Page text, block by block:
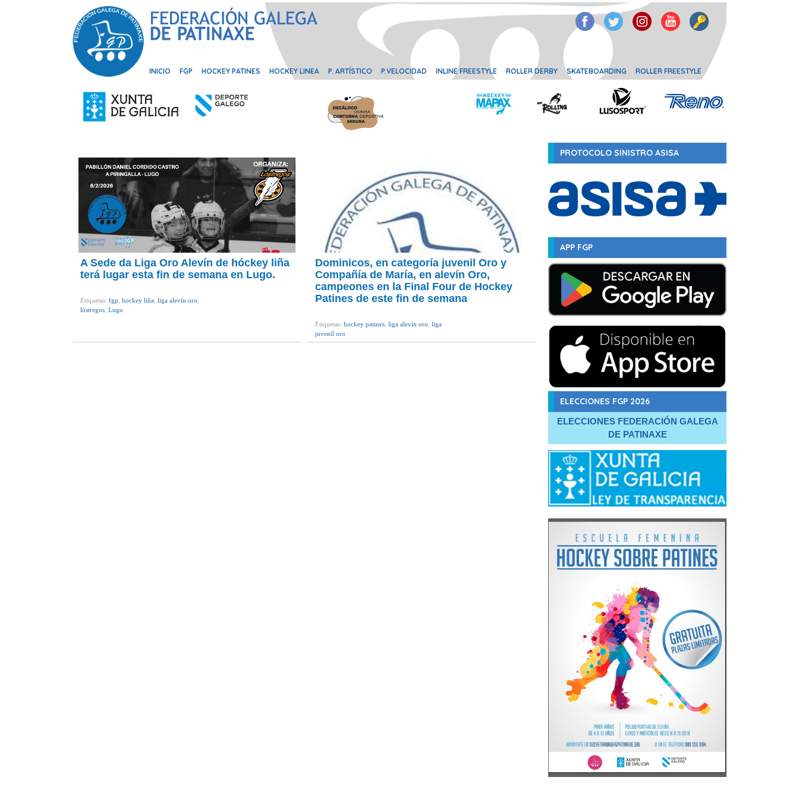
INICIO FGP HOCKEY PATINES HOCKEY LINEA P. ARTÍSTICO P.VELOCIDAD INLINE FREESTYLE ROLLER DERBY SKATEBOARDING ROLLER FREESTYLE
PROTOCOLO SINISTRO ASISA
APP FGP
ELECCIONES FGP 2026
ELECCIONES FEDERACIÓN GALEGA
DE PATINAXE
A Sede da Liga Oro Alevín de hóckey liña
terá lugar esta fin de semana en Lugo.
Etiquetas: fgp hockey liña liga alevín oro
lóstregos Lugo
Dominicos, en categoría juvenil Oro y
Compañía de María, en alevín Oro,
campeones en la Final Four de Hockey
Patines de este fin de semana
Etiquetas: hockey patines liga alevín oro liga
juvenil oro